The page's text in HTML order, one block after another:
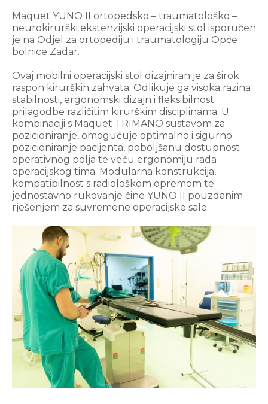
Maquet YUNO II ortopedsko – traumatološko –
neurokirurški ekstenzijski operacijski stol isporučen
je na Odjel za ortopediju i traumatologiju Opće
bolnice Zadar.
Ovaj mobilni operacijski stol dizajniran je za širok
raspon kirurških zahvata. Odlikuje ga visoka razina
stabilnosti, ergonomski dizajn i fleksibilnost
prilagodbe različitim kirurškim disciplinama. U
kombinaciji s Maquet TRIMANO sustavom za
pozicioniranje, omogućuje optimalno i sigurno
pozicioniranje pacijenta, poboljšanu dostupnost
operativnog polja te veću ergonomiju rada
operacijskog tima. Modularna konstrukcija,
kompatibilnost s radiološkom opremom te
jednostavno rukovanje čine YUNO II pouzdanim
rješenjem za suvremene operacijske sale.